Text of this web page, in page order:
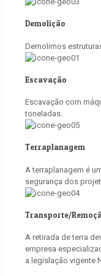
Demolição
Demolimos
Escavação
Escavação com
toneladas.
Terraplanagem
A terraplanagem é
segurança dos
Transporte/
A retirada de terra
empresa
a legislação vigente